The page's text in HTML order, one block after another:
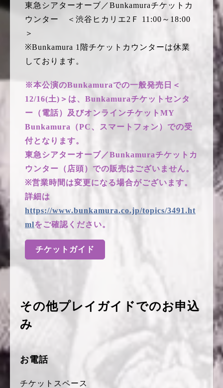
東急シアターオーブ／Bunkamuraチケットカ
ウンター ＜渋谷ヒカリエ2Ｆ 11:00～18:00
＞
※Bunkamura 1階チケットカウンターは休業
しております。
※本公演のBunkamuraでの一般発売日＜
12/16(土)＞は、Bunkamuraチケットセンタ
ー（電話）及びオンラインチケットMY
Bunkamura（PC、スマートフォン）での受
付となります。
東急シアターオーブ／Bunkamuraチケットカ
ウンター（店頭）での販売はございません。
※営業時間は変更になる場合がございます。
詳細は
https://www.bunkamura.co.jp/topics/3491.ht
mlをご確認ください。
チケットガイド
その他プレイガイドでのお申込
み
お電話
チケットスペース